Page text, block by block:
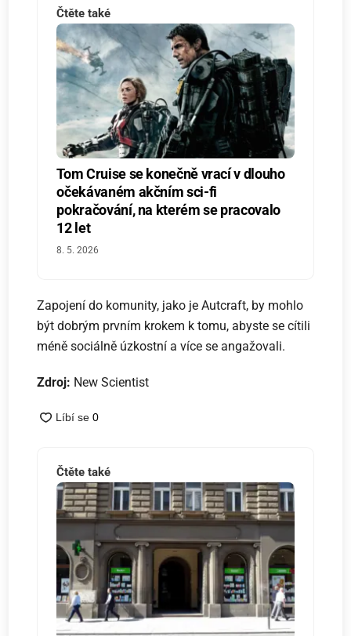
Čtěte také
Tom Cruise se konečně vrací v dlouho
očekávaném akčním sci-fi
pokračování, na kterém se pracovalo
12 let
8. 5. 2026
Zapojení do komunity, jako je Autcraft, by mohlo
být dobrým prvním krokem k tomu, abyste se cítili
méně sociálně úzkostní a více se angažovali.
Zdroj: New Scientist
Čtěte také